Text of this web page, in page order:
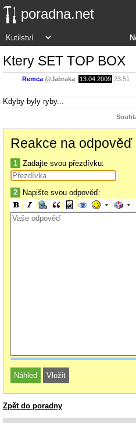
poradna.net
Ktery SET TOP BOX
Remca @Jabraka 13.04.2009 23:51
Kdyby byly ryby...
Reakce na odpověď
1 Zadajte svou přezdívku:
2 Napište svou odpověď:
Zpět do poradny